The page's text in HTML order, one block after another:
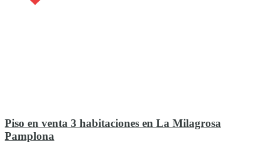
Piso en venta 3 habitaciones en La Milagrosa
Pamplona